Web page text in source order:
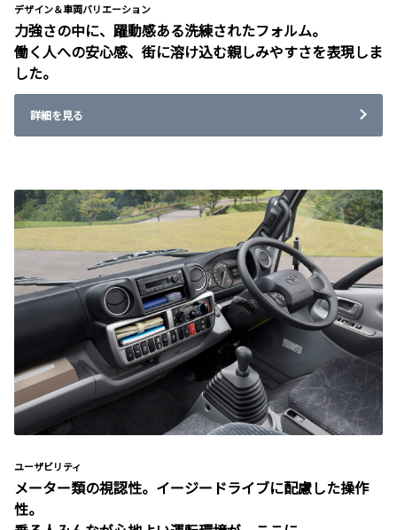
デザイン＆車両バリエーション
力強さの中に、躍動感ある洗練されたフォルム。
働く人への安心感、街に溶け込む親しみやすさを表現しま
した。
詳細を見る
ユーザビリティ
メーター類の視認性。イージードライブに配慮した操作
性。